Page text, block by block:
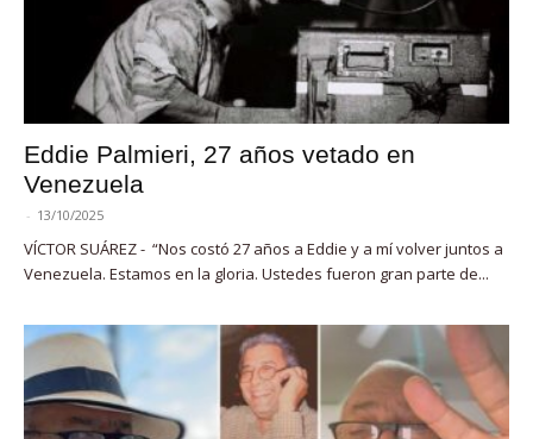
Eddie Palmieri, 27 años vetado en
Venezuela
- 13/10/2025
VÍCTOR SUÁREZ - “Nos costó 27 años a Eddie y a mí volver juntos a
Venezuela. Estamos en la gloria. Ustedes fueron gran parte de...